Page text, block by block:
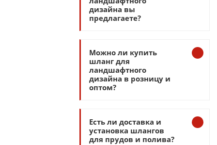
дизайна вы
предлагаете?
Можно ли купить
шланг для
ландшафтного
дизайна в розницу и
оптом?
Есть ли доставка и
установка шлангов
для прудов и полива?